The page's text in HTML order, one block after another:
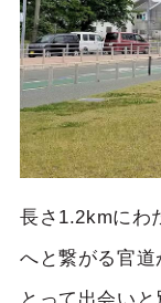
長さ1.2kmにわ
へと繋がる官